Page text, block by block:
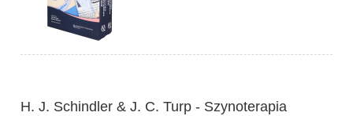
H. J. Schindler & J. C. Turp - Szynoterapia